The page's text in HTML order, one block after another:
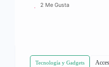
2 Me Gusta
Tecnología y Gadgets